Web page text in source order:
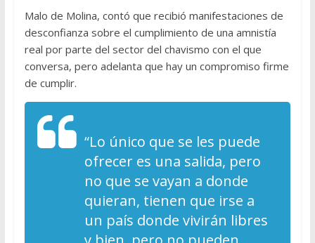
Malo de Molina, contó que recibió manifestaciones de
desconfianza sobre el cumplimiento de una amnistía
real por parte del sector del chavismo con el que
conversa, pero adelanta que hay un compromiso firme
de cumplir.
“Lo único que se les puede
ofrecer es una salida, pero
no que se vayan a donde
quieran, tienen que irse a
un país donde vivirán libres